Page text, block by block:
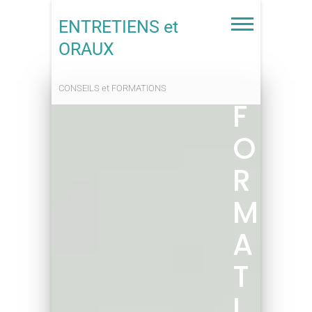
ENTRETIENS et
ORAUX
CONSEILS et FORMATIONS
F
O
R
M
A
T